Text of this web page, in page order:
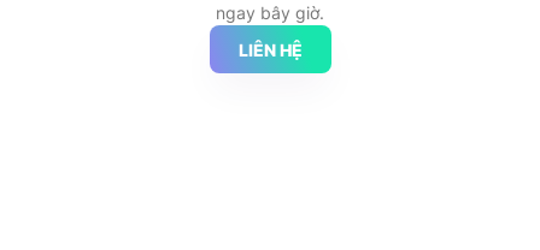
ngay bây giờ.
LIÊN HỆ